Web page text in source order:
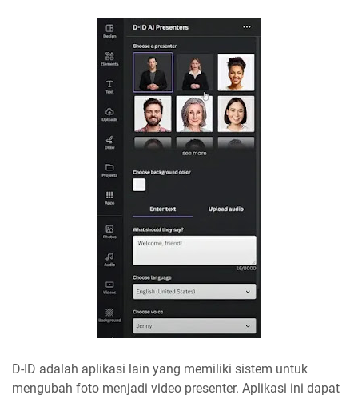
D-ID adalah aplikasi lain yang memiliki sistem untuk
mengubah foto menjadi video presenter. Aplikasi ini dapat